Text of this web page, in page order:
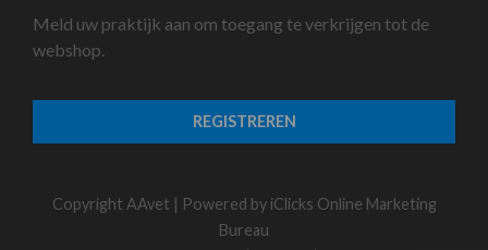
Meld uw praktijk aan om toegang te verkrijgen tot de
webshop.
REGISTREREN
Copyright AAvet | Powered by iClicks Online Marketing
Bureau